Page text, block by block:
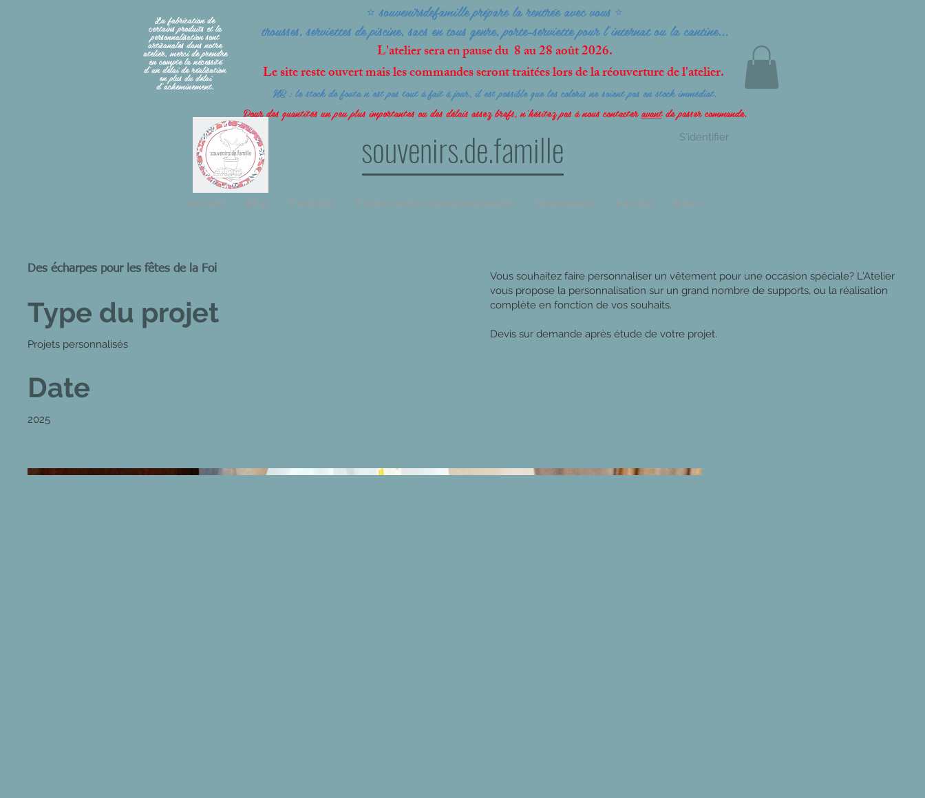
⭐ souvenirsdefamilleprépare la rentrée avec vous ⭐
trousses, serviettes de piscine, sacs en tous genre, porte-serviette pour l'internat ou la cantine...
L'atelier sera en pause du 8 au 28 août 2026.
Le site reste ouvert mais les commandes seront traitées lors de la réouverture de l'atelier.
NB : le stock de fouta n'est pas tout à fait à jour, il est possible que les coloris ne soient pas en stock immédiat.
Pour des quantités un peu plus importantes ou des délais assez brefs, n'hésitez pas à nous contacteravantde passer commande.
La fabrication de
certains produits et la
personnalisation sont
artisanales dans notre
atelier, merci de prendre
en compte la nécessité
d'un délai de réalisation
en plus du délai
d'acheminement.
S'identifier
Accueil Blog Portfolio Petites séries et professionnels Nouveautés Par âge More
souvenirs.de.famille
Des écharpes pour les fêtes de la Foi
Type du projet
Projets personnalisés
Date
2025
Vous souhaitez faire personnaliser un vêtement pour une occasion spéciale? L'Atelier
vous propose la personnalisation sur un grand nombre de supports, ou la réalisation
complète en fonction de vos souhaits.
Devis sur demande après étude de votre projet.